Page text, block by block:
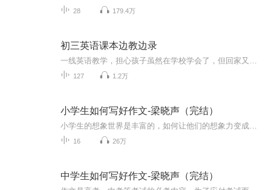
28 179.4万
初三英语课本边教边录
127 1.2万
小学生如何写好作文-梁晓声（完结）
16 26万
中学生如何写好作文-梁晓声（完结）